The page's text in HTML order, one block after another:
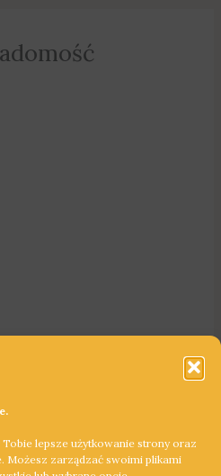
lepsze użytkowanie strony oraz
Możesz zarządzać swoimi plikami